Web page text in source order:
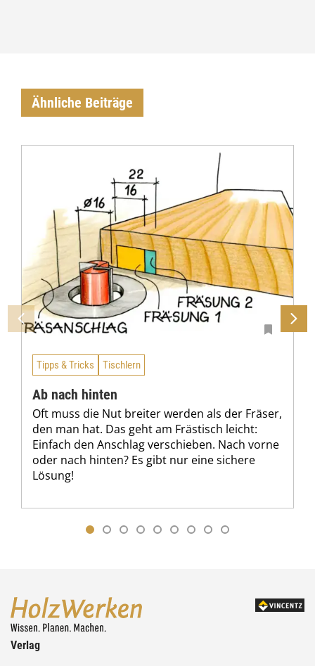
Ähnliche Beiträge
Tipps & Tricks Tischlern
Ab nach hinten
Oft muss die Nut breiter werden als der Fräser,
den man hat. Das geht am Frästisch leicht:
Einfach den Anschlag verschieben. Nach vorne
oder nach hinten? Es gibt nur eine sichere
Lösung!
Verlag